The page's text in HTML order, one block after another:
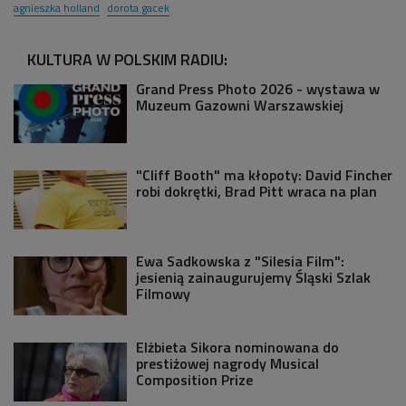
agnieszka holland dorota gacek
KULTURA W POLSKIM RADIU:
Grand Press Photo 2026 - wystawa w
Muzeum Gazowni Warszawskiej
"Cliff Booth" ma kłopoty: David Fincher
robi dokrętki, Brad Pitt wraca na plan
Ewa Sadkowska z "Silesia Film":
jesienią zainaugurujemy Śląski Szlak
Filmowy
Elżbieta Sikora nominowana do
prestiżowej nagrody Musical
Composition Prize